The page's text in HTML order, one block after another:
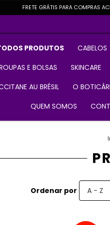
FRETE GRÁTIS PARA COMPRAS
PRODUTOS CABELOS
E BOLSAS
SKINCARE
AU BRÉSIL
O
QUEM SOMOS
Ordenar por